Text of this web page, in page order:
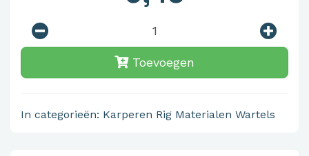
Toevoegen
In categorieën: Karperen Rig Materialen Wartels